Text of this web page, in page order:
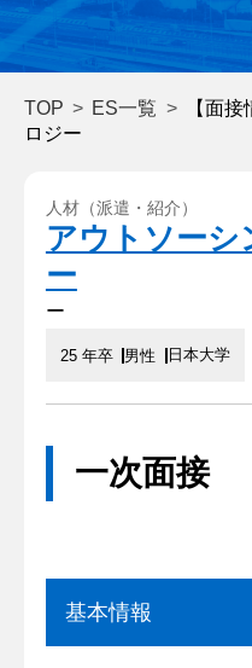
TOP ES一覧
【面
ロジー
人材（派遣・紹介）
アウトソー
ー
ー
25 年卒 男性 日本大学
一次面接
基本情報